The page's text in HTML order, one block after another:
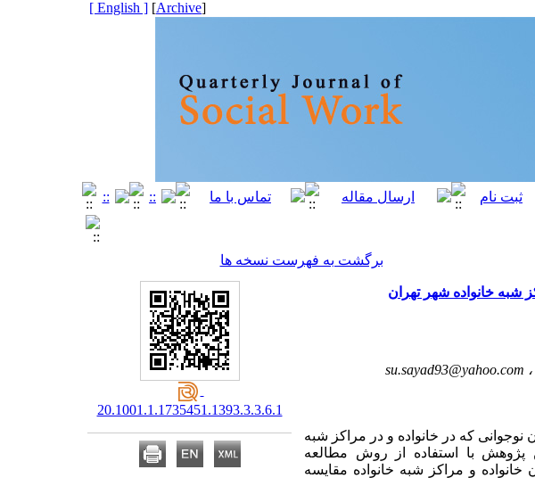
[
Archive
]
[ English ]
برگشت به فهرست نسخه ها
شبه خانواده شهر تهران
su.sayad93@yahoo.com
که در خانواده و در مراکز شبه
پژوهش با استفاده از روش مطالعه
و مراکز شبه خانواده مقایسه
20.1001.1.1735451.1393.3.3.6.1